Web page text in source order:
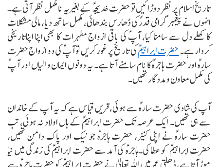
تاریخ اسلام پر نظر دوڑائیں تو حضرت خدیجہؑ کے بغیریہ نامکمل نظر آتی ہے۔
انہوں نے پیغمبر گرامی قدرؐ کی ڈھارس بندھائی، مکمل ساتھ دیا، مالی مشکلات
کا کھلے دل سے سامنا کیا، آپؐ کی باقی ازواج مطہرات کا بھی اپنا اپناتاریخی
کردار ہے۔حضرت ابراہیمؑکی تاریخ پر غور کریں تو آپؑ کی دو ازواج حضرت
سارہؑ اور حضرت ہاجرہؑ کا نام سامنے آتا ہے۔ یہ دونوں ایمان و الیاں اور آپؑ
کی مکمل معاون و مدد گار تھیں۔
آپ کی شادی حضرت سارہؑ سے ہوئی، قریں قیاس ہے کہ یہ آپ کے خاندان
سے ہی تھیں۔ ایک عرصہ تک حضرت ابراہیمؑ کے ہاں اولاد نہ ہوئی، تب
حضرت سارہؑ نے اپنی کنیز، حضرت ہاجرہؑ جو نیک اور پاک دامن تھیں،
حضرت ابراہیمؑ کو عطا کی۔ہاجرہؑ کی آمد سے حضرت ابراہیمؑ کی زندگی میں نیا